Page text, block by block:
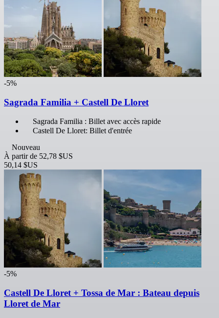
-5%
Sagrada Familia + Castell De Lloret
Sagrada Familia : Billet avec accès rapide
Castell De Lloret: Billet d'entrée
Nouveau
À partir de 52,78 $US
50,14 $US
-5%
Castell De Lloret + Tossa de Mar : Bateau depuis
Lloret de Mar